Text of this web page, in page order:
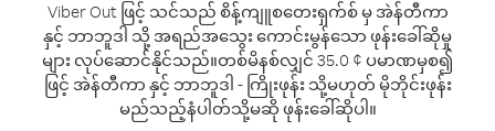
Viber Out ဖြင့် သင်သည် စိန့်ကျူစတေးရှက်စ် မှ အဲန်တီကာ
နှင့် ဘာဘူဒါ သို့ အရည်အသွေး ကောင်းမွန်သော ဖုန်းခေါ်ဆိုမှု
များ လုပ်ဆောင်နိုင်သည်။တစ်မိနစ်လျှင် 35.0 ¢ ပမာဏမှစ၍
ဖြင့် အဲန်တီကာ နှင့် ဘာဘူဒါ - ကြိုးဖုန်း သို့မဟုတ် မိုဘိုင်းဖုန်း
မည်သည့်နံပါတ်သို့မဆို ဖုန်းခေါ်ဆိုပါ။